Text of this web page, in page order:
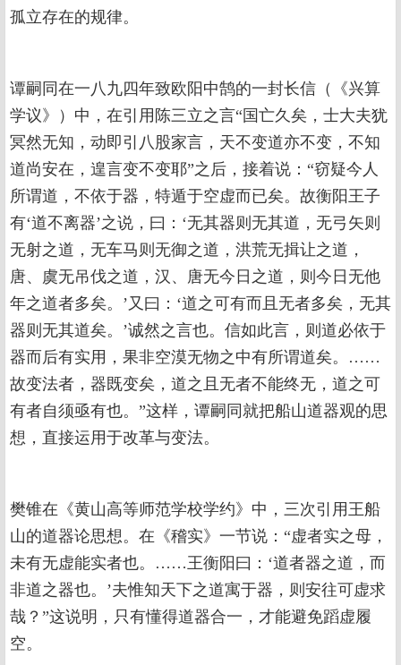
孤立存在的规律。
谭嗣同在一八九四年致欧阳中鹄的一封长信（《兴算
学议》）中，在引用陈三立之言“国亡久矣，士大夫犹
冥然无知，动即引八股家言，天不变道亦不变，不知
道尚安在，遑言变不变耶”之后，接着说：“窃疑今人
所谓道，不依于器，特遁于空虚而已矣。故衡阳王子
有‘道不离器’之说，曰：‘无其器则无其道，无弓矢则
无射之道，无车马则无御之道，洪荒无揖让之道，
唐、虞无吊伐之道，汉、唐无今日之道，则今日无他
年之道者多矣。’又曰：‘道之可有而且无者多矣，无其
器则无其道矣。’诚然之言也。信如此言，则道必依于
器而后有实用，果非空漠无物之中有所谓道矣。……
故变法者，器既变矣，道之且无者不能终无，道之可
有者自须亟有也。”这样，谭嗣同就把船山道器观的思
想，直接运用于改革与变法。
樊锥在《黄山高等师范学校学约》中，三次引用王船
山的道器论思想。在《稽实》一节说：“虚者实之母，
未有无虚能实者也。……王衡阳曰：‘道者器之道，而
非道之器也。’夫惟知天下之道寓于器，则安往可虚求
哉？”这说明，只有懂得道器合一，才能避免蹈虚履
空。